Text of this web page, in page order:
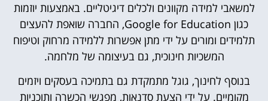
למשאבי למידה מקוונים ולכלים דיגיטליים. באמצעות יוזמות
כגון Google for Education, החברה שואפת להעצים
תלמידים ומורים על ידי מתן אפשרות ללמידה מרחוק וטיפוח
המשכיות חינוכית, גם בעיצומה של מלחמה.
בנוסף לחינוך, גוגל מתמקדת גם בתמיכה בעסקים ויזמים
מקומיים. על ידי הצעת סדנאות, מפגשי הכשרה ותוכניות